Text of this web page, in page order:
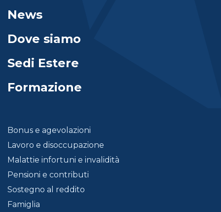
News
Dove siamo
Sedi Estere
Formazione
Bonus e agevolazioni
Lavoro e disoccupazione
Malattie infortuni e invalidità
Pensioni e contributi
Sostegno al reddito
Famiglia